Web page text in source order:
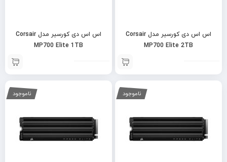
اس اس دی کورسیر مدل Corsair
MP700 Elite 2TB
اس اس دی کورسیر مدل Corsair
MP700 Elite 1TB
ناموجود ناموجود